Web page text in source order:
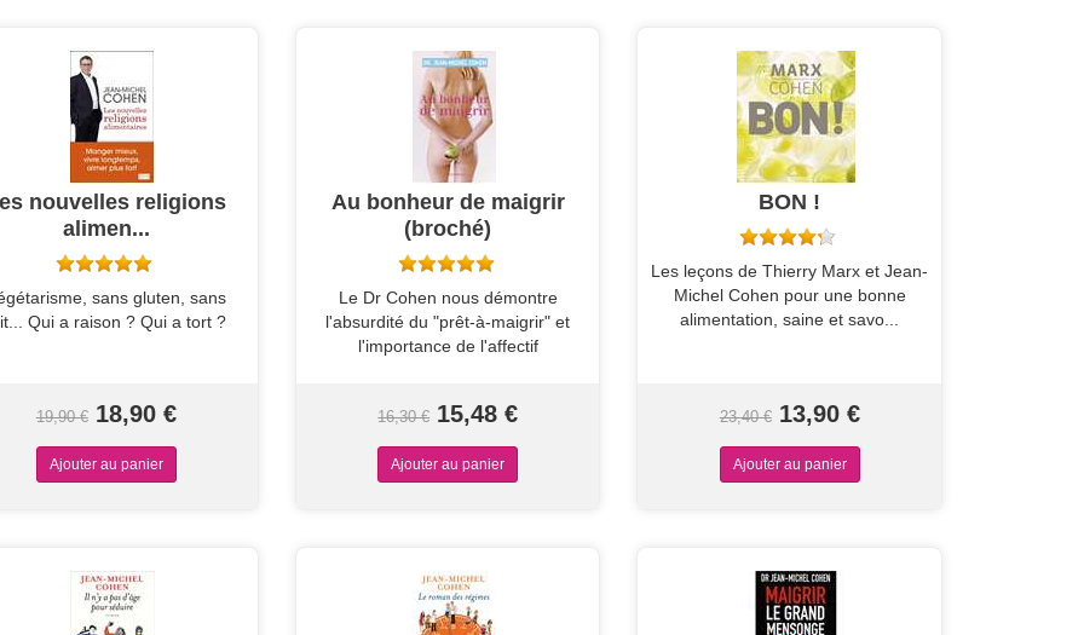
nouvelles religions
alimen...
sans gluten, sans
Qui a raison ? Qui a tort ?
19,90 € 18,90 €
Au bonheur de maigrir
(broché)
Le Dr Cohen nous démontre
l'absurdité du "prêt-à-maigrir" et
l'importance de l'affectif
16,30 € 15,48 €
BON !
Les leçons de Thierry Marx et Jean-
Michel Cohen pour une bonne
alimentation, saine et savo...
23,40 € 13,90 €